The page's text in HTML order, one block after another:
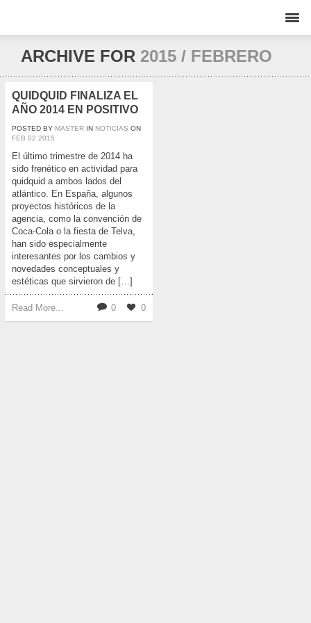
ARCHIVE FOR 2015 / FEBRERO
QUIDQUID FINALIZA EL
AÑO 2014 EN POSITIVO
POSTED BY MASTER IN NOTICIAS ON
FEB 02 2015
El último trimestre de 2014 ha
sido frenético en actividad para
quidquid a ambos lados del
atlántico. En España, algunos
proyectos históricos de la
agencia, como la convención de
Coca-Cola o la fiesta de Telva,
han sido especialmente
interesantes por los cambios y
novedades conceptuales y
estéticas que sirvieron de […]
Read More... 0 0